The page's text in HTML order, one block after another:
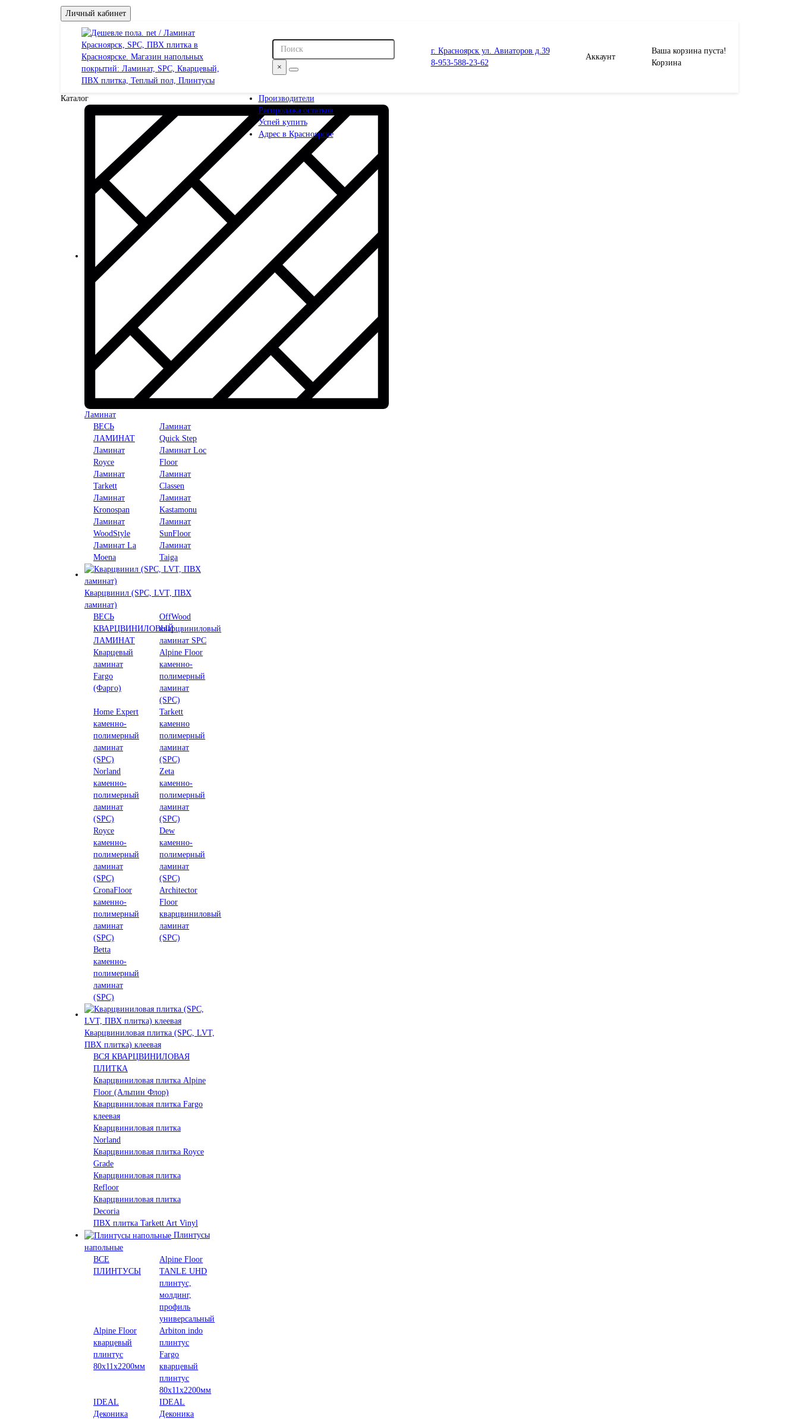
Личный кабинет
×
г. Красноярск ул. Авиаторов д.39
8-953-588-23-62
Аккаунт
Ваша корзина пуста!
Корзина
Каталог
Ламинат
ВЕСЬ
ЛАМИНАТ
Ламинат
Quick Step
Ламинат
Royce
Ламинат Loc
Floor
Ламинат
Tarkett
Ламинат
Classen
Ламинат
Kronospan
Ламинат
Kastamonu
Ламинат
WoodStyle
Ламинат
SunFloor
Ламинат La
Moena
Ламинат
Taiga
Кварцвинил (SPC, LVT, ПВХ
ламинат)
ВЕСЬ
КВАРЦВИНИЛОВЫЙ
ЛАМИНАТ
OffWood
кварцвиниловый
ламинат SPC
Кварцевый
ламинат
Fargo
(Фарго)
Alpine Floor
каменно-
полимерный
ламинат
(SPC)
Home Expert
каменно-
полимерный
ламинат
(SPC)
Tarkett
каменно
полимерный
ламинат
(SPC)
Norland
каменно-
полимерный
ламинат
(SPC)
Zeta
каменно-
полимерный
ламинат
(SPC)
Royce
каменно-
полимерный
ламинат
(SPC)
Dew
каменно-
полимерный
ламинат
(SPC)
CronaFloor
каменно-
полимерный
ламинат
(SPC)
Architector
Floor
кварцвиниловый
ламинат
(SPC)
Betta
каменно-
полимерный
ламинат
(SPC)
Кварцвиниловая плитка (SPC, LVT,
ПВХ плитка) клеевая
ВСЯ КВАРЦВИНИЛОВАЯ
ПЛИТКА
Кварцвиниловая плитка Alpine
Floor (Альпин Флор)
Кварцвиниловая плитка Fargo
клеевая
Кварцвиниловая плитка
Norland
Кварцвиниловая плитка Royce
Grade
Кварцвиниловая плитка
Refloor
Кварцвиниловая плитка
Decoria
ПВХ плитка Tarkett Art Vinyl
Плинтусы
напольные
ВСЕ
ПЛИНТУСЫ
Alpine Floor
TANLE UHD
плинтус,
молдинг,
профиль
универсальный
Alpine Floor
кварцевый
плинтус
80х11х2200мм
Arbiton indo
плинтус
Fargo
кварцевый
плинтус
80х11х2200мм
IDEAL
Деконика
IDEAL
Деконика
Производители
Распродажа остатков
Успей купить
Адрес в Красноярске